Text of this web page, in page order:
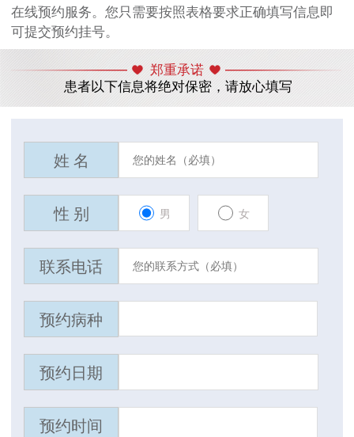
在线预约服务。您只需要按照表格要求正确填写信息即
可提交预约挂号。
郑重承诺
患者以下信息将绝对保密，请放心填写
姓 名
性 别 男 女
联系电话
预约病种
预约日期
预约时间